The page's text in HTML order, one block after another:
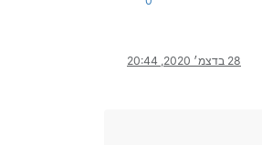
28 בדצמ׳ 2020, 20:44